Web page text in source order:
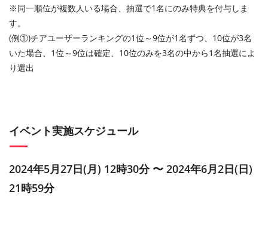
※同一順位が複数人いる場合、抽選で1名にのみ特典を付与しま
す。
(例①)チアユーザーランキングの1位～9位が1名ずつ、10位が3名
いた場合、1位～9位は確定、10位のみを3名の中から1名抽選によ
り選出
イベント実施スケジュール
2024年5月27日(月) 12時30分 〜 2024年6月2日(日)
21時59分